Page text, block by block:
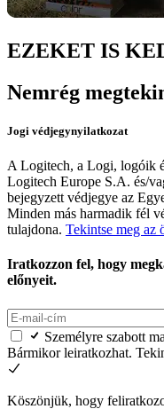
EZEKET IS
Nemrég
Jogi védjegynyilatkozat
A Logitech, a Logi, logóik
Logitech Europe S.A. és/
bejegyzett védjegye az
Minden más harmadik fél
tulajdona. Tekintse meg az
Iratkozzon fel, hogy
előnyeit.
Személyre szabott
Bármikor leiratkozhat.
Köszönjük, hogy